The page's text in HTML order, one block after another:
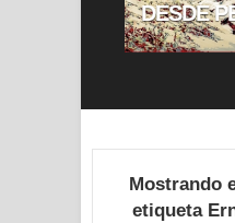
DESDE
Mostrando
etiqueta